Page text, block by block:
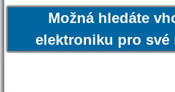
Možná hledáte
elektroniku pro své